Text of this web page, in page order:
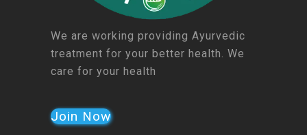
We are working providing Ayurvedic
treatment for your better health. We
care for your health
Join Now